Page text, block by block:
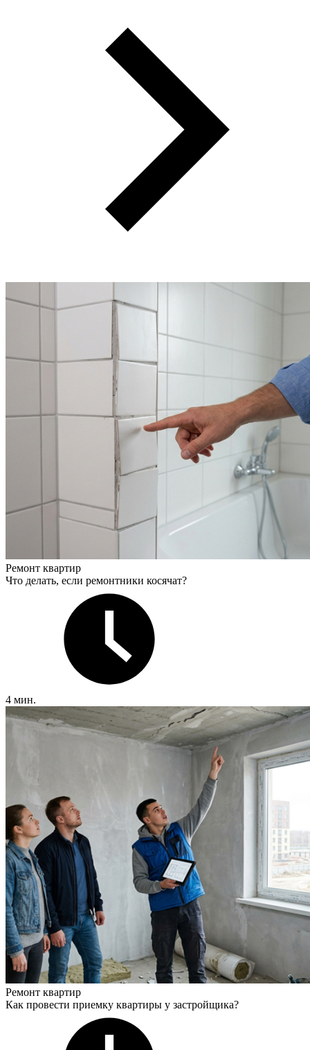
Ремонт квартир
Что делать, если ремонтники косячат?
4 мин.
Ремонт квартир
Как провести приемку квартиры у застройщика?